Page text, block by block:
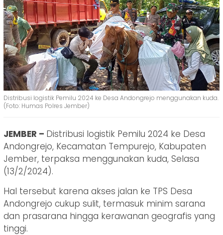
Distribusi logistik Pemilu 2024 ke Desa Andongrejo menggunakan kuda.
(Foto: Humas Polres Jember)
JEMBER – Distribusi logistik Pemilu 2024 ke Desa
Andongrejo, Kecamatan Tempurejo, Kabupaten
Jember, terpaksa menggunakan kuda, Selasa
(13/2/2024).
Hal tersebut karena akses jalan ke TPS Desa
Andongrejo cukup sulit, termasuk minim sarana
dan prasarana hingga kerawanan geografis yang
tinggi.